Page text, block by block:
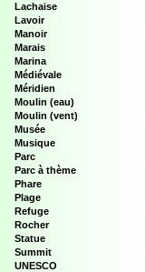
Lachaise
Lavoir
Manoir
Marais
Marina
Médiévale
Méridien
Moulin (eau)
Moulin (vent)
Musée
Musique
Parc
Parc à thème
Phare
Plage
Refuge
Rocher
Statue
Summit
UNESCO